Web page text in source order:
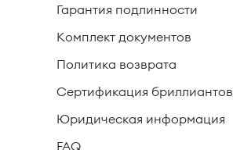
Гарантия подлинности
Комплект документов
Политика возврата
Сертификация бриллиантов
Юридическая информация
FAQ